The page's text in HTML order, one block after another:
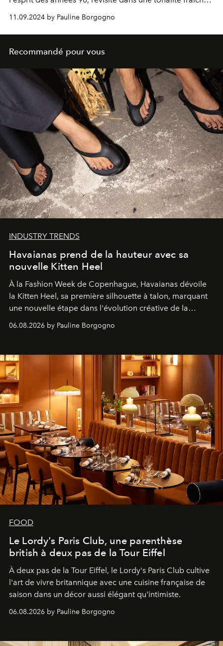
et contemporaine : minimale mais enrichie de l'esprit
glam et impertinent qui a toujours distingué la marque.
11.09.2024 by Pauline Borgogno
Recommandé pour vous
INDUSTRY TRENDS
Havaianas prend de la hauteur avec sa
nouvelle Kitten Heel
À la Fashion Week de Copenhague, Havaianas dévoile
la Kitten Heel, sa première silhouette à talon, marquant
une nouvelle étape dans l'évolution créative de la
06.08.2026 by Pauline Borgogno
FOOD
Le Lordy's Paris Club, une parenthèse
british à deux pas de la Tour Eiffel
À deux pas de la Tour Eiffel, le Lordy's Paris Club cultive
l'art de vivre britannique avec une cuisine française de
saison dans un décor aussi élégant qu'intimiste.
06.08.2026 by Pauline Borgogno